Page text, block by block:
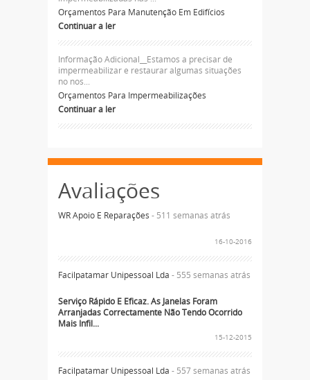
Orçamentos Para Manutenção Em Edifícios
Continuar a ler
Informação Adicional__Estamos a precisar de
impermeabilizar e restaurar algumas situações
no nos...
Orçamentos Para Impermeabilizações
Continuar a ler
Avaliações
WR Apoio E Reparações - 511 semanas atrás
16-10-2016
Facilpatamar Unipessoal Lda - 555 semanas atrás
Serviço Rápido E Eficaz. As Janelas Foram
Arranjadas Correctamente Não Tendo Ocorrido
Mais Infil...
15-12-2015
Facilpatamar Unipessoal Lda - 557 semanas atrás